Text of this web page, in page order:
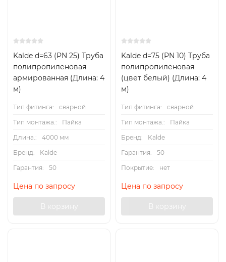
Kalde d=63 (PN 25) Труба
полипропиленовая
армированная (Длина: 4
м)
Тип фитинга:
сварной
Тип монтажа.:
Пайка
Длина.:
4000 мм
Бренд:
Kalde
Гарантия:
50
Цена по запросу
В корзину
Kalde d=75 (PN 10) Труба
полипропиленовая
(цвет белый) (Длина: 4
м)
Тип фитинга:
сварной
Тип монтажа.:
Пайка
Бренд:
Kalde
Гарантия:
50
Покрытие:
нет
Цена по запросу
В корзину